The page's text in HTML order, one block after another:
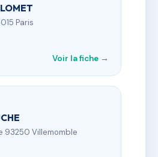
Paris
Voir la fiche →
93250 Villemomble